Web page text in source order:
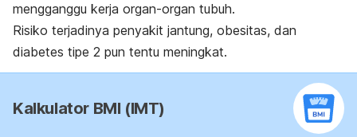
mengganggu kerja organ-organ tubuh.
Risiko terjadinya penyakit jantung, obesitas, dan
diabetes tipe 2 pun tentu meningkat.
Kalkulator BMI (IMT)